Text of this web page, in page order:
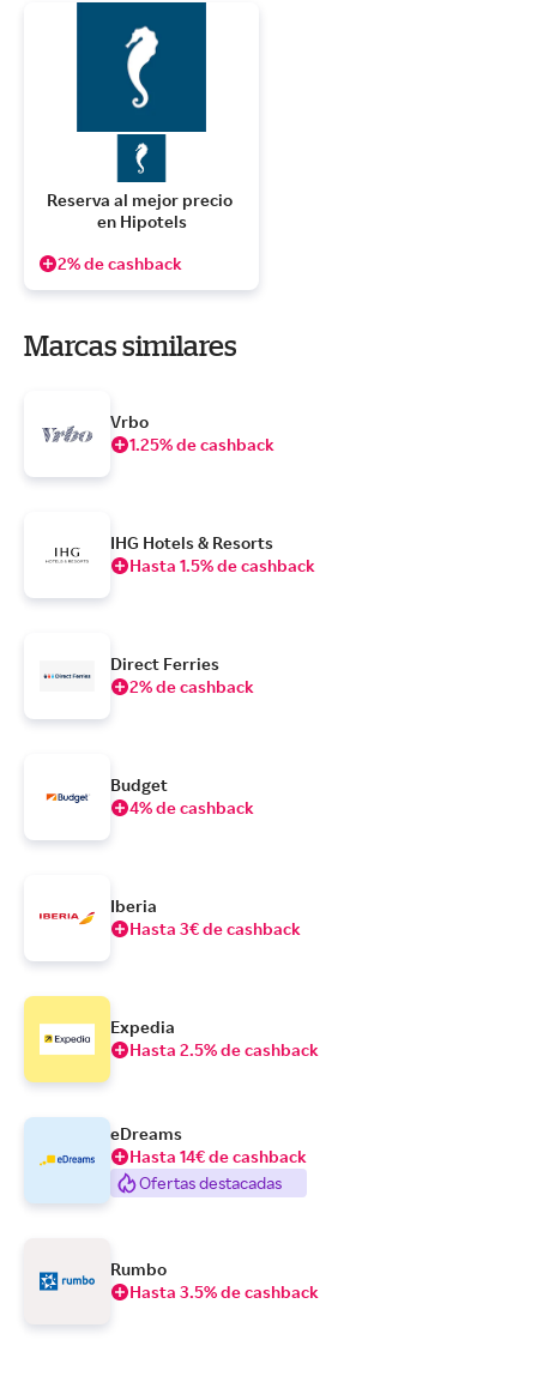
Reserva al mejor precio
en Hipotels
2% de cashback
Marcas similares
Vrbo
1.25% de cashback
IHG Hotels & Resorts
Hasta 1.5% de cashback
Direct Ferries
2% de cashback
Budget
4% de cashback
Iberia
Hasta 3€ de cashback
Expedia
Hasta 2.5% de cashback
eDreams
Hasta 14€ de cashback
Ofertas destacadas
Rumbo
Hasta 3.5% de cashback